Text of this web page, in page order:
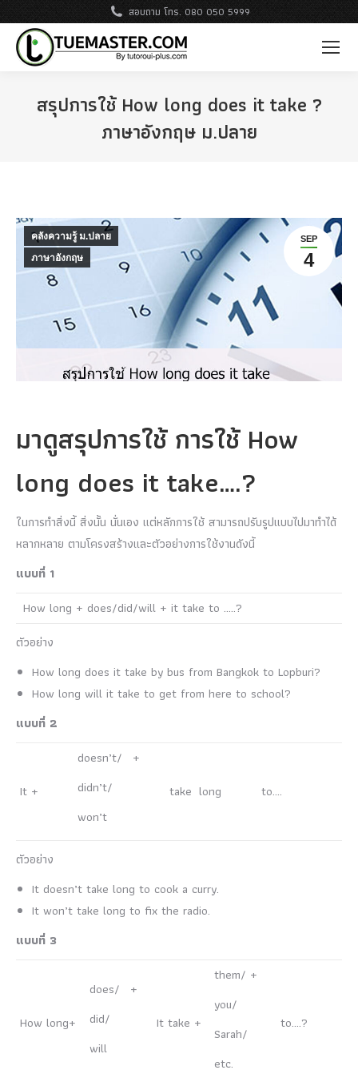
สอบถาม โทร. 080 050 5999
สรุปการใช้ How long does it take ?
ภาษาอังกฤษ ม.ปลาย
SEP
4
คลังความรู้ ม.ปลาย
ภาษาอังกฤษ
มาดูสรุปการใช้ การใช้ How
long does it take….?
ในการทำสิ่งนี้ สิ่งนั้น นั่นเอง แต่หลักการใช้ สามารถปรับรูปแบบไปมาทำได้
หลากหลาย ตามโครงสร้างและตัวอย่างการใช้งานดังนี้
แบบที่ 1
How long + does/did/will + it take to …..?
ตัวอย่าง
How long does it take by bus from Bangkok to Lopburi?
How long will it take to get from here to school?
แบบที่ 2
It +
doesn’t/ +
didn’t/
won’t
take long to….
ตัวอย่าง
It doesn’t take long to cook a curry.
It won’t take long to fix the radio.
แบบที่ 3
How long+
does/ +
did/
will
It take +
them/ +
you/
Sarah/
etc.
to….?